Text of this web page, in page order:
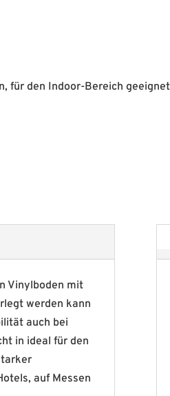
für den Indoor-Bereich
Vinylboden mit
werden kann
auch bei
in ideal für den
auf Messen